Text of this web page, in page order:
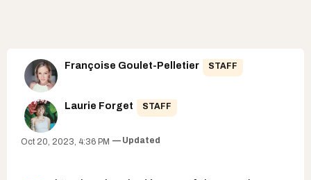
Françoise Goulet-Pelletier STAFF
Laurie Forget STAFF
Oct 20, 2023, 4:36 PM Updated